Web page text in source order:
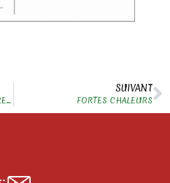
FÊTE DE LA MUSIQUE – HORAIRE DÉCALÉ
SUIVANT
FORTES CHALEURS